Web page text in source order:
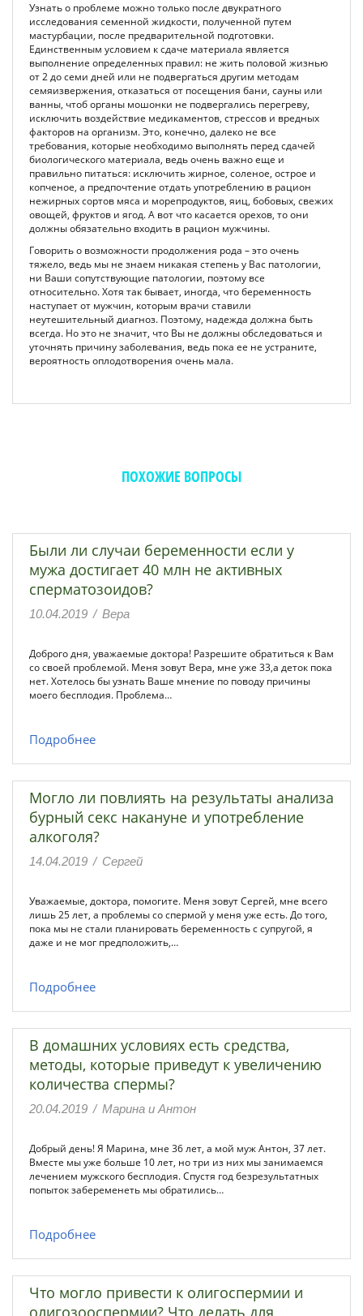
Узнать о проблеме можно только после двукратного
исследования семенной жидкости, полученной путем
мастурбации, после предварительной подготовки.
Единственным условием к сдаче материала является
выполнение определенных правил: не жить половой жизнью
от 2 до семи дней или не подвергаться другим методам
семяизвержения, отказаться от посещения бани, сауны или
ванны, чтоб органы мошонки не подвергались перегреву,
исключить воздействие медикаментов, стрессов и вредных
факторов на организм. Это, конечно, далеко не все
требования, которые необходимо выполнять перед сдачей
биологического материала, ведь очень важно еще и
правильно питаться: исключить жирное, соленое, острое и
копченое, а предпочтение отдать употреблению в рацион
нежирных сортов мяса и морепродуктов, яиц, бобовых, свежих
овощей, фруктов и ягод. А вот что касается орехов, то они
должны обязательно входить в рацион мужчины.
Говорить о возможности продолжения рода – это очень
тяжело, ведь мы не знаем никакая степень у Вас патологии,
ни Ваши сопутствующие патологии, поэтому все
относительно. Хотя так бывает, иногда, что беременность
наступает от мужчин, которым врачи ставили
неутешительный диагноз. Поэтому, надежда должна быть
всегда. Но это не значит, что Вы не должны обследоваться и
уточнять причину заболевания, ведь пока ее не устраните,
вероятность оплодотворения очень мала.
ПОХОЖИЕ ВОПРОСЫ
Были ли случаи беременности если у
мужа достигает 40 млн не активных
сперматозоидов?
10.04.2019 / Вера
Доброго дня, уважаемые доктора! Разрешите обратиться к Вам
со своей проблемой. Меня зовут Вера, мне уже 33,а деток пока
нет. Хотелось бы узнать Ваше мнение по поводу причины
моего бесплодия. Проблема…
Подробнее
Могло ли повлиять на результаты анализа
бурный секс накануне и употребление
алкоголя?
14.04.2019 / Сергей
Уважаемые, доктора, помогите. Меня зовут Сергей, мне всего
лишь 25 лет, а проблемы со спермой у меня уже есть. До того,
пока мы не стали планировать беременность с супругой, я
даже и не мог предположить,…
Подробнее
В домашних условиях есть средства,
методы, которые приведут к увеличению
количества спермы?
20.04.2019 / Марина и Антон
Добрый день! Я Марина, мне 36 лет, а мой муж Антон, 37 лет.
Вместе мы уже больше 10 лет, но три из них мы занимаемся
лечением мужского бесплодия. Спустя год безрезультатных
попыток забеременеть мы обратились…
Подробнее
Что могло привести к олигоспермии и
олигозооспермии? Что делать для